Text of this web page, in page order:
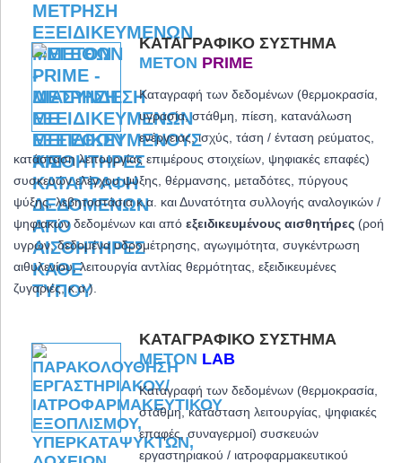
ΚΑΤΑΓΡΑΦΙΚΌ ΣΎΣΤΗΜΑ
METON PRIME
Καταγραφή των δεδομένων (θερμοκρασία,
υγρασία, στάθμη, πίεση, κατανάλωση
ενέργειας, ισχύς, τάση / ένταση ρεύματος,
κατάσταση λειτουργίας επιμέρους στοιχείων, ψηφιακές επαφές)
συσκευών ελέγχου ψύξης, θέρμανσης, μεταδότες, πύργους
ψύξης, λεβητοστάσια κ.α. καιΔυνατότητα συλλογής αναλογικών /
ψηφιακών δεδομένων και από εξειδικευμένους αισθητήρες (ροή
υγρών, δεδομένα υδρομέτρησης, αγωγιμότητα, συγκέντρωση
αιθυλενίου, λειτουργία αντλίας θερμότητας, εξειδικευμένες
ζυγαριές, κ.α.).
ΚΑΤΑΓΡΑΦΙΚΌ ΣΎΣΤΗΜΑ
METON LAB
Καταγραφή των δεδομένων (θερμοκρασία,
στάθμη, κατάσταση λειτουργίας, ψηφιακές
επαφές, συναγερμοί) συσκευών
εργαστηριακού / ιατροφαρμακευτικού